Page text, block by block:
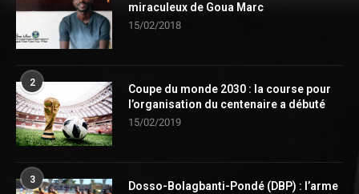
miraculeux de Goua Marc
15/02/2018
2
Coupe du monde 2030 : la course pour
l’organisation du centenaire a débuté
15/02/2019
3
Dosso-Bolagbanti-Pondé (DBP) : l’arme